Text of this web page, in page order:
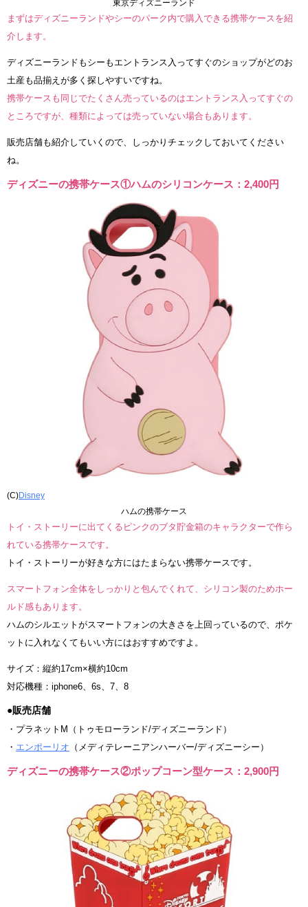
東京ディズニーランド
まずはディズニーランドやシーのパーク内で購入できる携帯ケースを紹
介します。
ディズニーランドもシーもエントランス入ってすぐのショップがどのお
土産も品揃えが多く探しやすいですね。
携帯ケースも同じでたくさん売っているのはエントランス入ってすぐの
ところですが、種類によっては売っていない場合もあります。
販売店舗も紹介していくので、しっかりチェックしておいてください
ね。
ディズニーの携帯ケース①ハムのシリコンケース：2,400円
(C)Disney
ハムの携帯ケース
トイ・ストーリーに出てくるピンクのブタ貯金箱のキャラクターで作ら
れている携帯ケースです。
トイ・ストーリーが好きな方にはたまらない携帯ケースです。
スマートフォン全体をしっかりと包んでくれて、シリコン製のためホー
ルド感もあります。
ハムのシルエットがスマートフォンの大きさを上回っているので、ポケ
ットに入れなくてもいい方にはおすすめですよ。
サイズ：縦約17cm×横約10cm
対応機種：iphone6、6s、7、8
●販売店舗
・プラネットM（トゥモローランド/ディズニーランド）
・ エンポーリオ （メディテレーニアンハーバー/ディズニーシー）
ディズニーの携帯ケース②ポップコーン型ケース：2,900円